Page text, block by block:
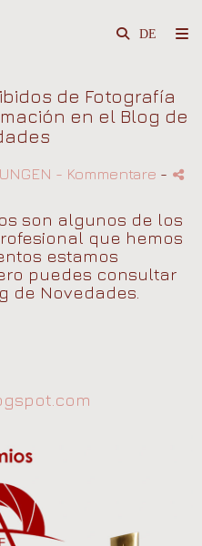
de Fotografía
en el Blog de
- Kommentare -
son algunos de los
que hemos
estamos
puedes consultar
de Novedades.